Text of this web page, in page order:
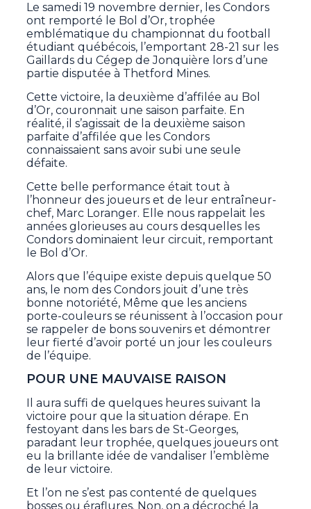
Le samedi 19 novembre dernier, les Condors
ont remporté le Bol d’Or, trophée
emblématique du championnat du football
étudiant québécois, l’emportant 28-21 sur les
Gaillards du Cégep de Jonquière lors d’une
partie disputée à Thetford Mines.
Cette victoire, la deuxième d’affilée au Bol
d’Or, couronnait une saison parfaite. En
réalité, il s’agissait de la deuxième saison
parfaite d’affilée que les Condors
connaissaient sans avoir subi une seule
défaite.
Cette belle performance était tout à
l’honneur des joueurs et de leur entraîneur-
chef, Marc Loranger. Elle nous rappelait les
années glorieuses au cours desquelles les
Condors dominaient leur circuit, remportant
le Bol d’Or.
Alors que l’équipe existe depuis quelque 50
ans, le nom des Condors jouit d’une très
bonne notoriété, Même que les anciens
porte-couleurs se réunissent à l’occasion pour
se rappeler de bons souvenirs et démontrer
leur fierté d’avoir porté un jour les couleurs
de l’équipe.
POUR UNE MAUVAISE RAISON
Il aura suffi de quelques heures suivant la
victoire pour que la situation dérape. En
festoyant dans les bars de St-Georges,
paradant leur trophée, quelques joueurs ont
eu la brillante idée de vandaliser l’emblème
de leur victoire.
Et l’on ne s’est pas contenté de quelques
bosses ou éraflures. Non, on a décroché la